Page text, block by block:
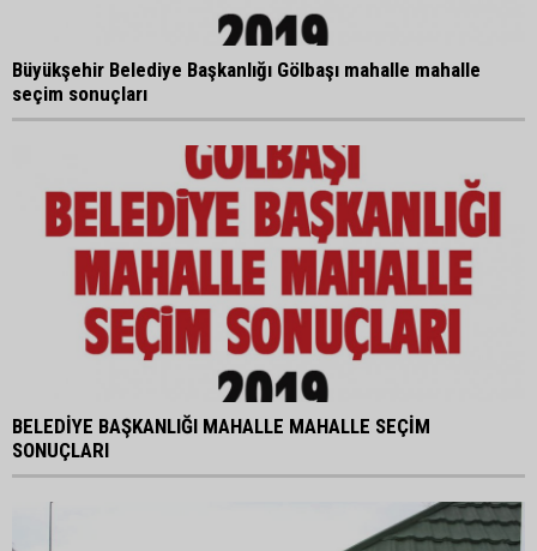
Büyükşehir Belediye Başkanlığı Gölbaşı mahalle mahalle
seçim sonuçları
BELEDİYE BAŞKANLIĞI MAHALLE MAHALLE SEÇİM
SONUÇLARI